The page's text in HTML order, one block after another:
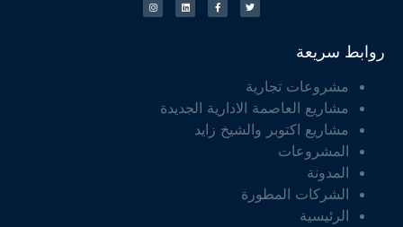
روابط سريعة
مشروعات تجارية
مشاريع العاصمة الادارية الجديدة
مشاريع اكتوبر والشيخ زايد
المشروعات
المدونة
الشركات المطورة
الرئيسية